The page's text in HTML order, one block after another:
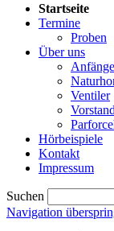
Startseite
Termine
Proben
Über uns
Ventiler
Vorstand
Hörbeispiele
Kontakt
Impressum
Suchen
Navigation